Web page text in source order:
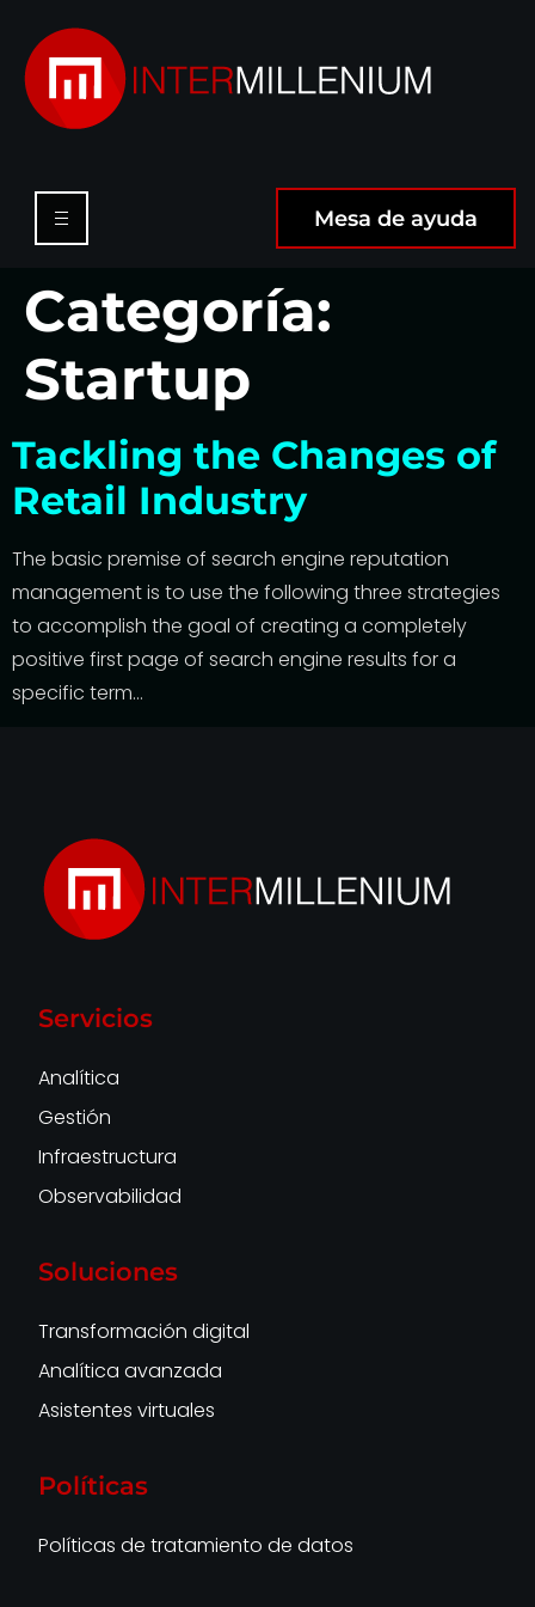
Mesa de ayuda
Categoría:
Startup
Tackling the Changes of
Retail Industry
The basic premise of search engine reputation
management is to use the following three strategies
to accomplish the goal of creating a completely
positive first page of search engine results for a
specific term…
Servicios
Analítica
Gestión
Infraestructura
Observabilidad
Soluciones
Transformación digital
Analítica avanzada
Asistentes virtuales
Políticas
Políticas de tratamiento de datos